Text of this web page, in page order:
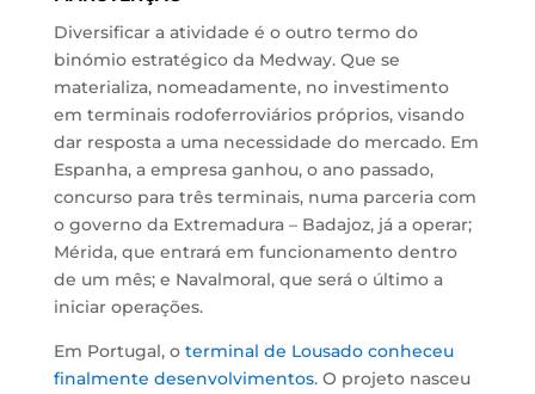
Diversificar a atividade é o outro termo do
binómio estratégico da Medway. Que se
materializa, nomeadamente, no investimento
em terminais rodoferroviários próprios, visando
dar resposta a uma necessidade do mercado. Em
Espanha, a empresa ganhou, o ano passado,
concurso para três terminais, numa parceria com
o governo da Extremadura – Badajoz, já a operar;
Mérida, que entrará em funcionamento dentro
de um mês; e Navalmoral, que será o último a
iniciar operações.
Em Portugal, o terminal de Lousado conheceu
finalmente desenvolvimentos. O projeto nasceu